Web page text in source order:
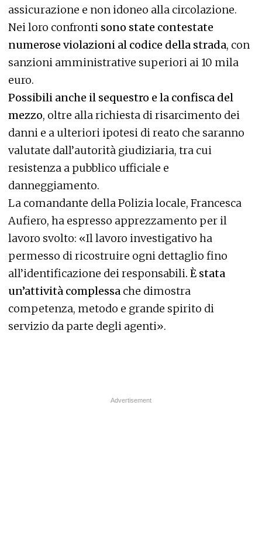
assicurazione e non idoneo alla circolazione.
Nei loro confronti sono state contestate
numerose violazioni al codice della strada, con
sanzioni amministrative superiori ai 10 mila
euro.
Possibili anche il sequestro e la confisca del
mezzo, oltre alla richiesta di risarcimento dei
danni e a ulteriori ipotesi di reato che saranno
valutate dall’autorità giudiziaria, tra cui
resistenza a pubblico ufficiale e
danneggiamento.
La comandante della Polizia locale, Francesca
Aufiero, ha espresso apprezzamento per il
lavoro svolto: «Il lavoro investigativo ha
permesso di ricostruire ogni dettaglio fino
all’identificazione dei responsabili. È stata
un’attività complessa che dimostra
competenza, metodo e grande spirito di
servizio da parte degli agenti».